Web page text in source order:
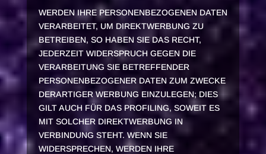
WERDEN IHRE PERSONENBEZOGENEN DATEN
VERARBEITET, UM DIREKTWERBUNG ZU
BETREIBEN, SO HABEN SIE DAS RECHT,
JEDERZEIT WIDERSPRUCH GEGEN DIE
VERARBEITUNG SIE BETREFFENDER
PERSONENBEZOGENER DATEN ZUM ZWECKE
DERARTIGER WERBUNG EINZULEGEN; DIES
GILT AUCH FÜR DAS PROFILING, SOWEIT ES
MIT SOLCHER DIREKTWERBUNG IN
VERBINDUNG STEHT. WENN SIE
WIDERSPRECHEN, WERDEN IHRE